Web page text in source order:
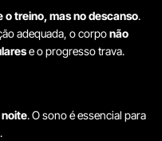
treino, mas no descanso.
adequada, o corponão
e o progresso trava.
noite. O sono é essencial para